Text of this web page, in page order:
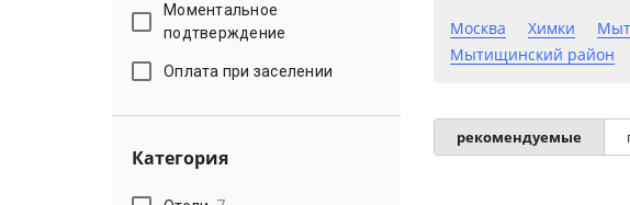
Моментальное
подтверждение
Оплата при заселении
Категория
Москва Химки
Мытищинский район
рекомендуемые